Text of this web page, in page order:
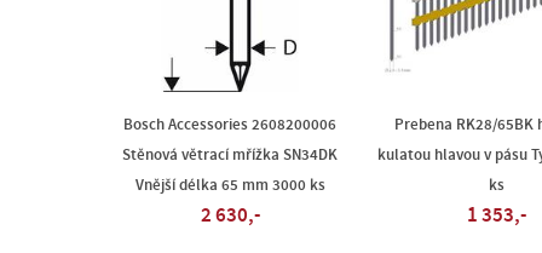
Bosch Accessories 2608200006
Stěnová větrací mřížka SN34DK
Vnější délka 65 mm 3000 ks
2 630,-
Prebena RK28/65BK
kulatou hlavou v pásu
ks
1 353,-